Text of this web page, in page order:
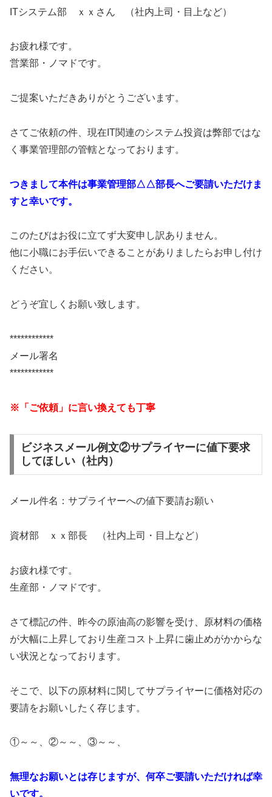
ITシステム部 ｘｘさん （社内上司・目上など）
お疲れ様です。
営業部・ノマドです。
ご提案いただきありがとうございます。
さてご依頼の件、現在IT関連のシステム投資は弊部ではな
く事業管理部の管轄となっております。
つきまして本件は事業管理部△△部長へご要請いただけま
すと幸いです。
このたびはお役に立てず大変申し訳ありません。
他に小職にお手伝いできることがありましたらお申し付け
ください。
どうぞ宜しくお願い致します。
************
メール署名
************
※「ご依頼」に言い換えても丁寧
ビジネスメール例文②サプライヤーに値下要求
してほしい（社内）
メール件名：サプライヤーへの値下要請お願い
資材部 ｘｘ部長 （社内上司・目上など）
お疲れ様です。
生産部・ノマドです。
さて標記の件、昨今の原油高の影響を受け、原材料の価格
が大幅に上昇しており生産コスト上昇に歯止めがかからな
い状況となっております。
そこで、以下の原材料に関してサプライヤーに価格対応の
要請をお願いしたく存じます。
①～～、②～～、③～～、
無理なお願いとは存じますが、何卒ご要請いただければ幸
いです。